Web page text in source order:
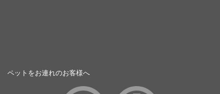
ペットをお連れのお客様へ